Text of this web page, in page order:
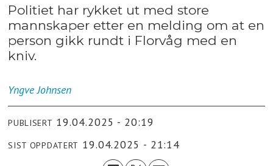
Politiet har rykket ut med store
mannskaper etter en melding om at en
person gikk rundt i Florvåg med en
kniv.
Yngve Johnsen
PUBLISERT 19.04.2025 - 20:19
SIST OPPDATERT 19.04.2025 - 21:14